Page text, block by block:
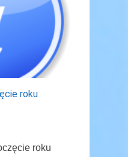
roku
roku